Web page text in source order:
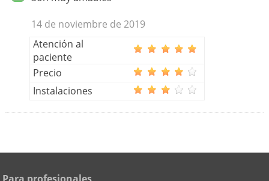
14 de noviembre de 2019
Atención al
paciente
Precio
Instalaciones